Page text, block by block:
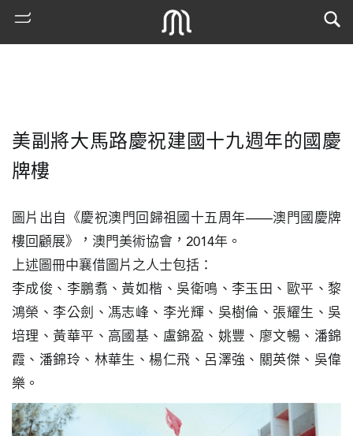
熱
美副將大馬路慶祝建國十九週年的國慶
牌樓
圖片出自《慶祝澳門回歸祖國十五周年——澳門國慶牌
樓回顧展》，澳門美術協會，2014年。
上述圖冊中襄借圖片之人士包括：
李成俊、李鵬翥、黃如楷、吳衛鳴、李玉田、歐平、黎
鴻榮、李公劍、馮志峰、李光輝、吳樹倫、張耀生、吳
培理、黃華平、高國基、盧錦盈、姚豐、廖文暢、潘錦
霞、潘錦玲、林華生、楊仁飛、呂澤強、關英傑、吳偉
樂。